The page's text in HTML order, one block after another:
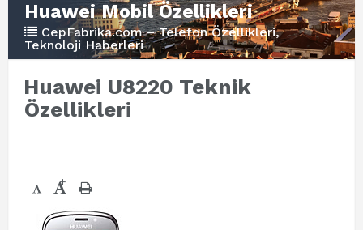
Huawei Mobil Özellikleri
CepFabrika.com – Telefon Özellikleri,
Teknoloji Haberleri
Huawei U8220 Teknik
Özellikleri
- +